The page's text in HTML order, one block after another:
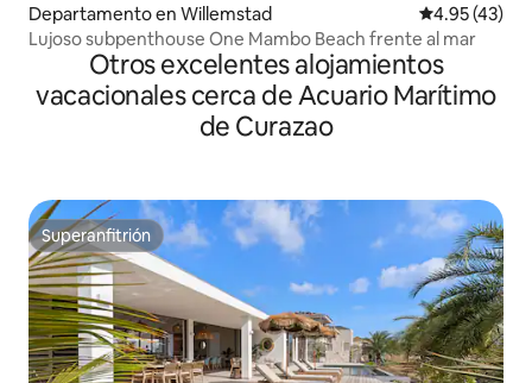
Departamento en Willemstad Calificación
4.95 (43)
Lujoso subpenthouse One Mambo Beach frente al mar
Otros excelentes alojamientos
vacacionales cerca de Acuario Marítimo
de Curazao
Superanfitrión
Superanfitrión